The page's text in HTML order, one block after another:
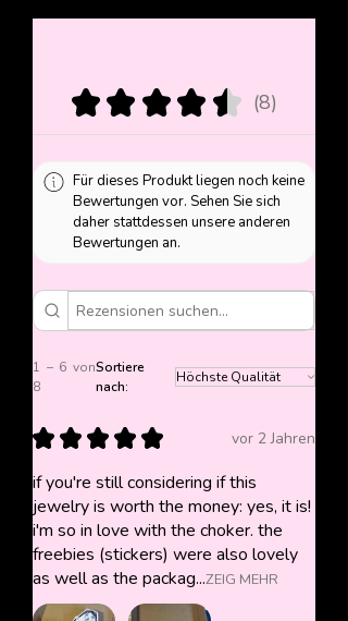
★ ★ ★ ★ ★ 8
8
Für dieses Produkt liegen noch keine
Bewertungen vor. Sehen Sie sich
daher stattdessen unsere anderen
Bewertungen an.
1 – 6 von
8
Sortiere
nach:
★ ★ ★ ★ ★ vor 2 Jahren
if you're still considering if this
jewelry is worth the money: yes, it is!
i'm so in love with the choker. the
freebies (stickers) were also lovely
as well as the packag...ZEIG MEHR